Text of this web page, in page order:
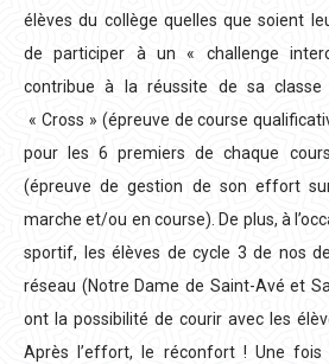
élèves du collège quelles que soient
de participer à un « challenge
contribue à la réussite de sa
« Cross » (épreuve de course
pour les 6 premiers de chaque
(épreuve de gestion de son effort
marche et/ou en course). De plus, à
sportif, les élèves de cycle 3 de nos
réseau (Notre Dame de Saint-Avé et
ont la possibilité de courir avec les
Après l’effort, le réconfort ! Une fois